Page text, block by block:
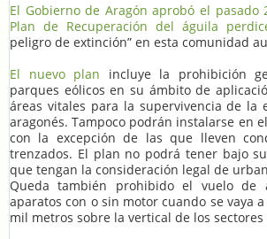
El Gobierno de Aragón aprobó el pasado
Plan de Recuperación del águila
peligro de extinción” en esta comunidad
El nuevo plan incluye la prohibición
parques eólicos en su ámbito de
áreas vitales para la supervivencia de la
aragonés. Tampoco podrán instalarse en
con la excepción de las que lleven
trenzados. El plan no podrá tener bajo
que tengan la consideración legal de
Queda también prohibido el vuelo de
aparatos con o sin motor cuando se vaya
mil metros sobre la vertical de los